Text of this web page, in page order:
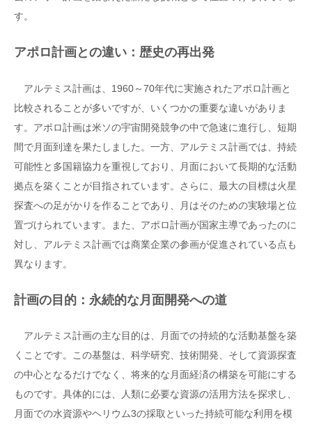
す。
アポロ計画との違い：歴史の再出発
アルテミス計画は、1960～70年代に実施されたアポロ計画と
比較されることが多いですが、いくつかの重要な違いがありま
す。アポロ計画は米ソの宇宙開発競争の中で急速に進行し、短期
間で月面到達を果たしました。一方、アルテミス計画では、持続
可能性と多国籍協力を重視しており、月面において長期的な活動
拠点を築くことが目指されています。さらに、最大の目標は火星
探査への足がかりを作ることであり、月はそのための実験場と位
置づけられています。また、アポロ計画が国家主導であったのに
対し、アルテミス計画では商業企業の参画が促進されている点も
異なります。
計画の目的：永続的な月面開発への道
アルテミス計画の主な目的は、月面での持続的な活動基盤を築
くことです。この基盤は、科学研究、技術開発、そして資源探査
の中心となるだけでなく、将来的な月面経済の構築を可能にする
ものです。具体的には、人類に必要な資源の活用方法を探求し、
月面での水資源やヘリウム3の採取といった持続可能な利用を模